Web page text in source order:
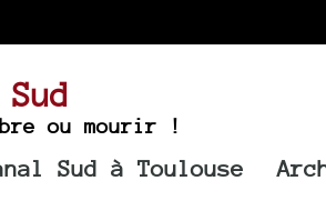
ou mourir !
Sud à Toulouse